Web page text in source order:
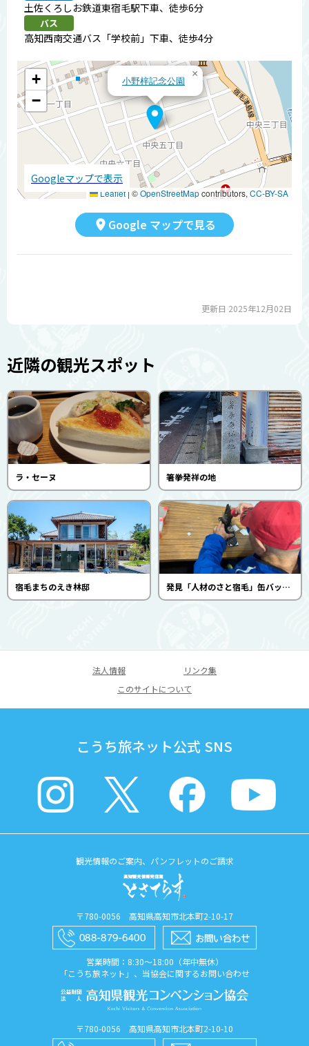
土佐くろしお鉄道東宿毛駅下車、徒歩6分
バス
高知西南交通バス「学校前」下車、徒歩4分
小野梓記念公園
×
+
−
Leaflet | ©OpenStreetMapcontributors, CC-BY-SA
Googleマップで表示
Google マップで見る
更新日 2025年12月02日
近隣の観光スポット
ラ・セーヌ 箸拳発祥の地
宿毛まちのえき林邸 発見「人材のさと宿毛」缶バッジづくり（宿毛市立宿毛歴史館）
法人情報
リンク集
このサイトについて
こうち旅ネット公式 SNS
観光情報のご案内、パンフレットのご請求
〒780-0056 高知県高知市北本町2-10-17
営業時間：8:30〜18:00（年中無休）
「こうち旅ネット」、当協会に関するお問い合わせ
〒780-0056 高知県高知市北本町2-10-10